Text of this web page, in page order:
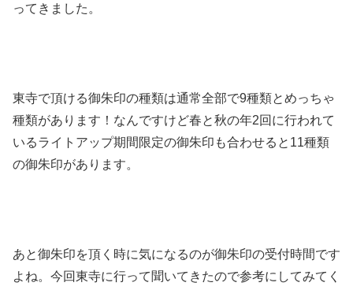
ってきました。
東寺で頂ける御朱印の種類は通常全部で9種類とめっちゃ
種類があります！なんですけど春と秋の年2回に行われて
いるライトアップ期間限定の御朱印も合わせると11種類
の御朱印があります。
あと御朱印を頂く時に気になるのが御朱印の受付時間です
よね。今回東寺に行って聞いてきたので参考にしてみてく